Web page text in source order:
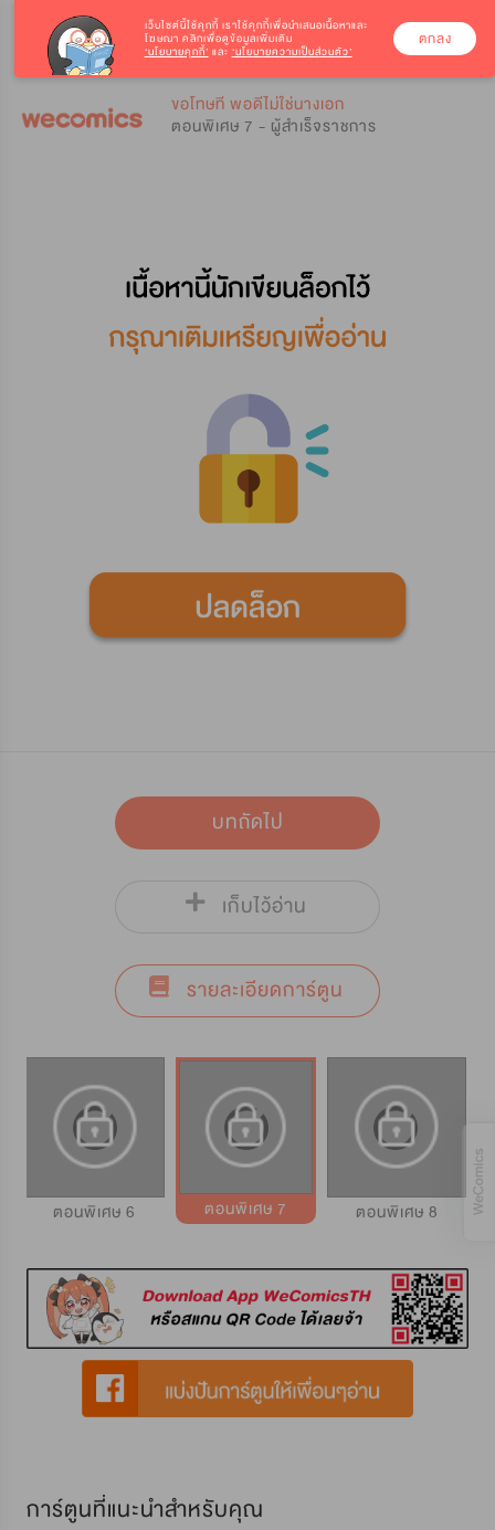
ขอโทษที พอดีไม่ใช่นางเอก
ตอนพิเศษ 7 - ผู้สำเร็จราชการ
บทถัดไป
เก็บไว้อ่าน
รายละเอียดการ์ตูน
ตอนพิเศษ 6 ตอนพิเศษ 7 ตอนพิเศษ 8
การ์ตูนที่แนะนำสำหรับคุณ
เว็บไซต์นี้ใช้คุกกี้ เราใช้คุกกี้เพื่อนำเสนอเนื้อหาและ
โฆษณา คลิกเพื่อดูข้อมูลเพิ่มเติม
‘นโยบายคุกกี้’ และ ‘นโยบายความเป็นส่วนตัว’
ตกลง